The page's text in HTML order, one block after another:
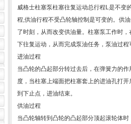
威格士柱塞泵柱塞往复运动总行程L是不变
程,供油行程不受凸轮轴控制是可变的。供
了时刻，从而改变供油量。柱塞泵工作时
下往复运动，从而完成泵油任务，泵油过
进油过程
当凸轮的凸起部分转过去后，在弹簧力的
度，当柱塞上端面把柱塞套上的进油孔打
到下止点，进油结束。
供油过程
当凸轮轴转到凸轮的凸起部分顶起滚轮体